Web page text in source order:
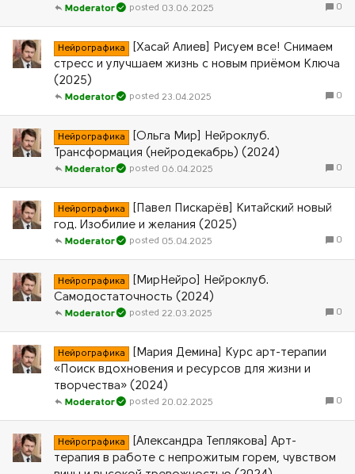
0
03.06.2025
Moderator
Нейрографика
[Хасай Алиев] Рисуем все! Снимаем
стресс и улучшаем жизнь c новым приёмом Ключа
(2025)
0
23.04.2025
Moderator
Нейрографика
[Ольга Мир] Нейроклуб.
Трансформация (нейродекабрь) (2024)
0
06.04.2025
Moderator
Нейрографика
[Павел Пискарёв] Китайский новый
год. Изобилие и желания (2025)
0
05.04.2025
Moderator
Нейрографика
[МирНейро] Нейроклуб.
Самодостаточность (2024)
0
22.03.2025
Moderator
Нейрографика
[Мария Демина] Курс арт-терапии
«Поиск вдохновения и ресурсов для жизни и
творчества» (2024)
0
20.02.2025
Moderator
Нейрографика
[Александра Теплякова] Арт-
терапия в работе с непрожитым горем, чувством